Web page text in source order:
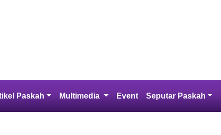
Artikel Paskah Multimedia Event Seputar